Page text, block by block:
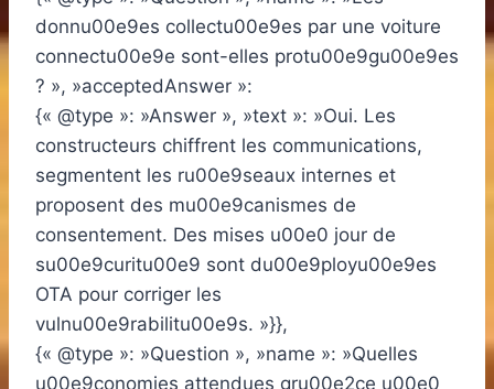
donnu00e9es collectu00e9es par une voiture
connectu00e9e sont-elles protu00e9gu00e9es
? », »acceptedAnswer »:
{« @type »: »Answer », »text »: »Oui. Les
constructeurs chiffrent les communications,
segmentent les ru00e9seaux internes et
proposent des mu00e9canismes de
consentement. Des mises u00e0 jour de
su00e9curitu00e9 sont du00e9ployu00e9es
OTA pour corriger les
vulnu00e9rabilitu00e9s. »}},
{« @type »: »Question », »name »: »Quelles
u00e9conomies attendues gru00e2ce u00e0